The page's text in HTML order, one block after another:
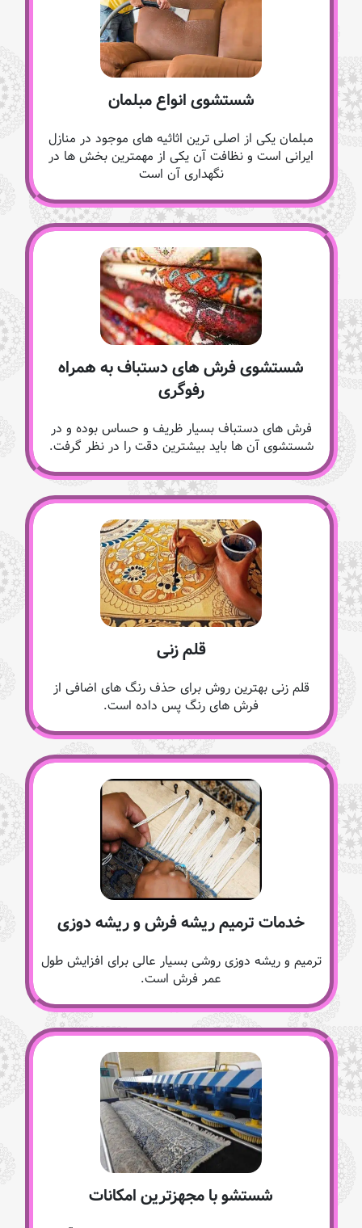
شستشوی انواع مبلمان
مبلمان یکی از اصلی ترین اثاثیه های موجود در منازل
ایرانی است و نظافت آن یکی از مهمترین بخش ها در
نگهداری آن است
شستشوی فرش های دستباف به همراه
رفوگری
فرش های دستباف بسیار ظریف و حساس بوده و در
شستشوی آن ها باید بیشترین دقت را در نظر گرفت.
قلم زنی
قلم زنی بهترین روش برای حذف رنگ های اضافی از
فرش های رنگ پس داده است.
خدمات ترمیم ریشه فرش و ریشه دوزی
ترمیم و ریشه دوزی روشی بسیار عالی برای افزایش طول
عمر فرش است.
شستشو با مجهزترین امکانات